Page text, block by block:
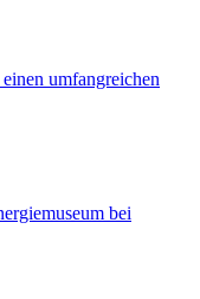
umfangreichen
bei